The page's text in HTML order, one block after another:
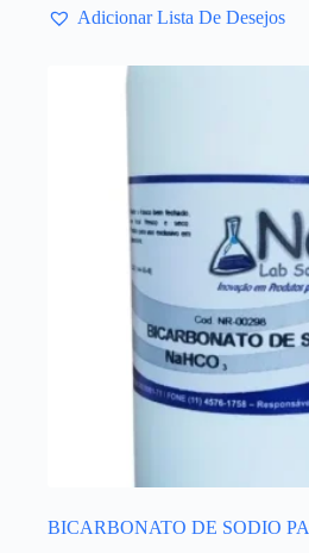
Adicionar Lista De Desejos
BICARBONATO DE SODIO